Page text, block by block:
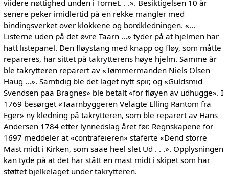
viidere nøttighed unden i Tornet. . .». Besiktigelsen 10 år
senere peker imidlertid på en rekke mangler med
bindingsverket over klokkene og bordkledningen. «...
Listerne uden på det øvre Taarn ...» tyder på at hjelmen har
hatt listepanel. Den fløystang med knapp og fløy, som måtte
repareres, har sittet på takrytterens høye hjelm. Samme år
ble takrytteren reparert av «Tømmermanden Niels Olsen
Haug ...». Samtidig ble det laget nytt spir, og «Guldsmid
Svendsen paa Bragnes» ble betalt «for fløyen av udhugge». I
1769 besørget «Taarnbyggeren Velagte Elling Rantom fra
Eger» ny kledning på takrytteren, som ble reparert av Hans
Andersen 1784 etter lynnedslag året før. Regnskapene for
1697 meddeler at «contrafeieren» staferte «Dend storre
Mast midt i Kirken, som saae heel slet Ud . . .». Opplysningen
kan tyde på at det har stått en mast midt i skipet som har
støttet bjelkelaget under takrytteren.